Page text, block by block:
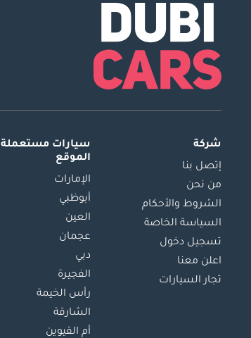
شركة
إتصل بنا
من نحن
الشروط والأحكام
السياسة الخاصة
تسجيل دخول
اعلن معنا
تجار السيارات
سيارات مستعملة
الموقع
الإمارات
أبوظبي
العين
عجمان
دبي
الفجيرة
رأس الخيمة
الشارقة
أم القيوين